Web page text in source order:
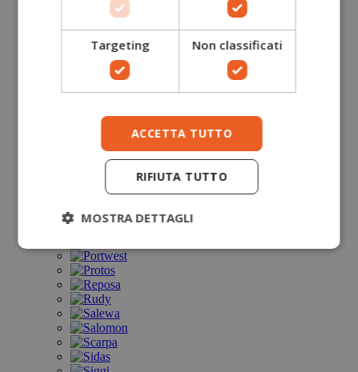
Targeting Non classificati
ACCETTA TUTTO
RIFIUTA TUTTO
MOSTRA DETTAGLI